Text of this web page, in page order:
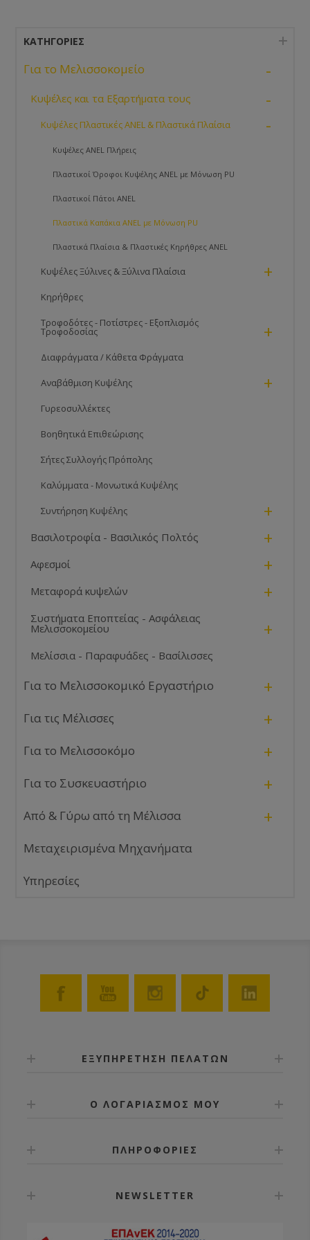
ΚΑΤΗΓΟΡΊΕΣ
Για το Μελισσοκομείο -
Κυψέλες και τα Εξαρτήματα τους -
Κυψέλες Πλαστικές ANEL & Πλαστικά Πλαίσια -
Κυψέλες ANEL Πλήρεις
Πλαστικοί Όροφοι Κυψέλης ANEL με Μόνωση PU
Πλαστικοί Πάτοι ANEL
Πλαστικά Καπάκια ANEL με Μόνωση PU
Πλαστικά Πλαίσια & Πλαστικές Κηρήθρες ANEL
Κυψέλες Ξύλινες & Ξύλινα Πλαίσια +
Κηρήθρες
Τροφοδότες - Ποτίστρες - Εξοπλισμός
Τροφοδοσίας +
Διαφράγματα / Κάθετα Φράγματα
Αναβάθμιση Κυψέλης +
Γυρεοσυλλέκτες
Βοηθητικά Επιθεώρισης
Σήτες Συλλογής Πρόπολης
Καλύμματα - Μονωτικά Κυψέλης
Συντήρηση Κυψέλης +
Βασιλοτροφία - Βασιλικός Πολτός +
Αφεσμοί +
Μεταφορά κυψελών +
Συστήματα Εποπτείας - Ασφάλειας
Μελισσοκομείου +
Μελίσσια - Παραφυάδες - Βασίλισσες
Για το Μελισσοκομικό Εργαστήριο +
Για τις Μέλισσες +
Για το Μελισσοκόμο +
Για το Συσκευαστήριο +
Από & Γύρω από τη Μέλισσα +
Μεταχειρισμένα Μηχανήματα
Υπηρεσίες
ΕΞΥΠΗΡΕΤΗΣΗ ΠΕΛΑΤΩΝ
Ο ΛΟΓΑΡΙΑΣΜΟΣ ΜΟΥ
ΠΛΗΡΟΦΟΡΙΕΣ
NEWSLETTER